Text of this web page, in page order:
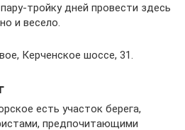
тройку дней провести здесь
и весело.
Керченское шоссе, 31.
есть участок берега,
предпочитающими